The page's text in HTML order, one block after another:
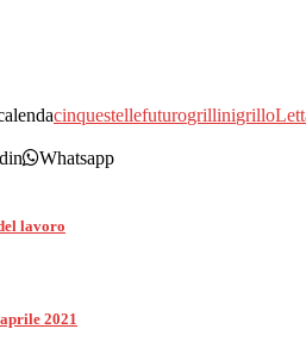
cinquestellefuturogrillinigrillo
Whatsapp
lavoro
2021